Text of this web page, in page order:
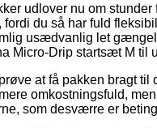
udlover nu om
fordi du så har fuld
usædvanlig let
Micro-Drip startsæt M til
at få pakken bragt
omkostningsfuld,
som desværre er